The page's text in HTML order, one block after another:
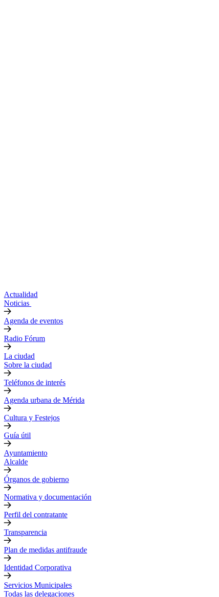
Actualidad
Noticias
Agenda de eventos
Radio Fórum
La ciudad
Sobre la ciudad
Teléfonos de interés
Agenda urbana de Mérida
Cultura y Festejos
Guía útil
Ayuntamiento
Alcalde
Órganos de gobierno
Normativa y documentación
Perfil del contratante
Transparencia
Plan de medidas antifraude
Identidad Corporativa
Servicios Municipales
Todas las delegaciones